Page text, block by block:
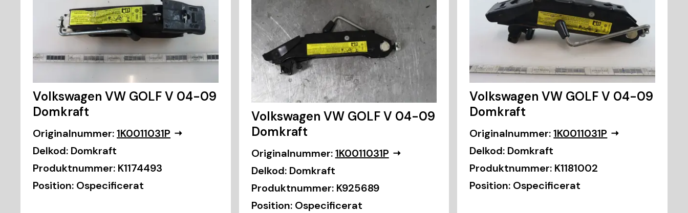
Volkswagen VW GOLF V 04-09
Domkraft
Originalnummer:1K0011031P
Delkod: Domkraft
Produktnummer: K1174493
Position: Ospecificerat
Volkswagen VW GOLF V 04-09
Domkraft
Originalnummer: 1K0011031P
Delkod: Domkraft
Produktnummer: K925689
Position: Ospecificerat
Volkswagen VW GOLF V 04-09
Domkraft
Originalnummer: 1K0011031P
Delkod: Domkraft
Produktnummer: K1181002
Position: Ospecificerat